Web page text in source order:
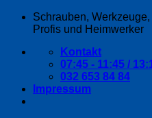
Zum
Schrauben,
Profis und Heimwerker
Kontakt
07:45 - 11:45 /
032 653 84 84
Impressum